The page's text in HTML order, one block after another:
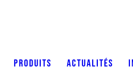
PRODUITS ACTUALITÉS